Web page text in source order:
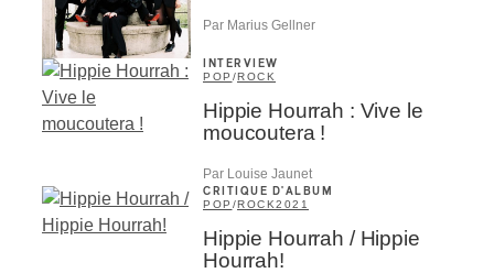
Par Marius Gellner
INTERVIEW
POP /ROCK
Hippie Hourrah : Vive le
moucoutera !
Par Louise Jaunet
CRITIQUE D'ALBUM
POP /ROCK2021
Hippie Hourrah / Hippie
Hourrah!